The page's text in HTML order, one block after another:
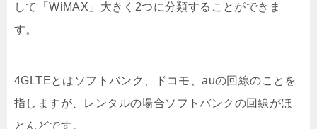
して「WiMAX」大きく2つに分類することができま
す。
4GLTEとはソフトバンク、ドコモ、auの回線のことを
指しますが、レンタルの場合ソフトバンクの回線がほ
とんどです。